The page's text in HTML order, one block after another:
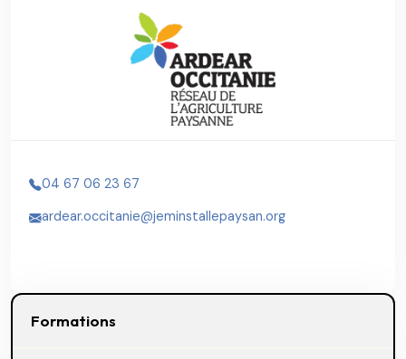
04 67 06 23 67
ardear.occitanie@jeminstallepaysan.org
Formations